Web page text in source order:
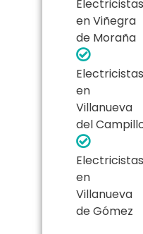
Electricistas
en Viñegra
de Moraña
Electricistas
en
Villanueva
del
Electricistas
en
Villanueva
de Gómez